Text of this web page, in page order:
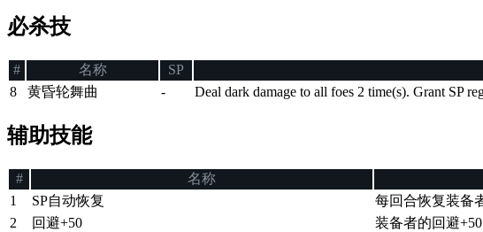
必杀技
# 名称 SP
8
黄昏轮舞曲 - Deal dark damage to all foes 2 time(s). Grant SP
辅助技能
# 名称
1
SP自动恢复
每回合恢复装备
2
回避+50
装备者的回避+50